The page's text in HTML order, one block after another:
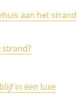
aan het strand
strand?
in een luxe